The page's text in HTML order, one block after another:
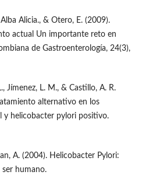
Alicia., & Otero, E. (2009).
actual Un importante reto en
de Gastroenterología, 24(3),
Jímenez, L. M., & Castillo, A. R.
alternativo en los
y helicobacter pylori positivo.
A. (2004). Helicobacter Pylori:
humano.